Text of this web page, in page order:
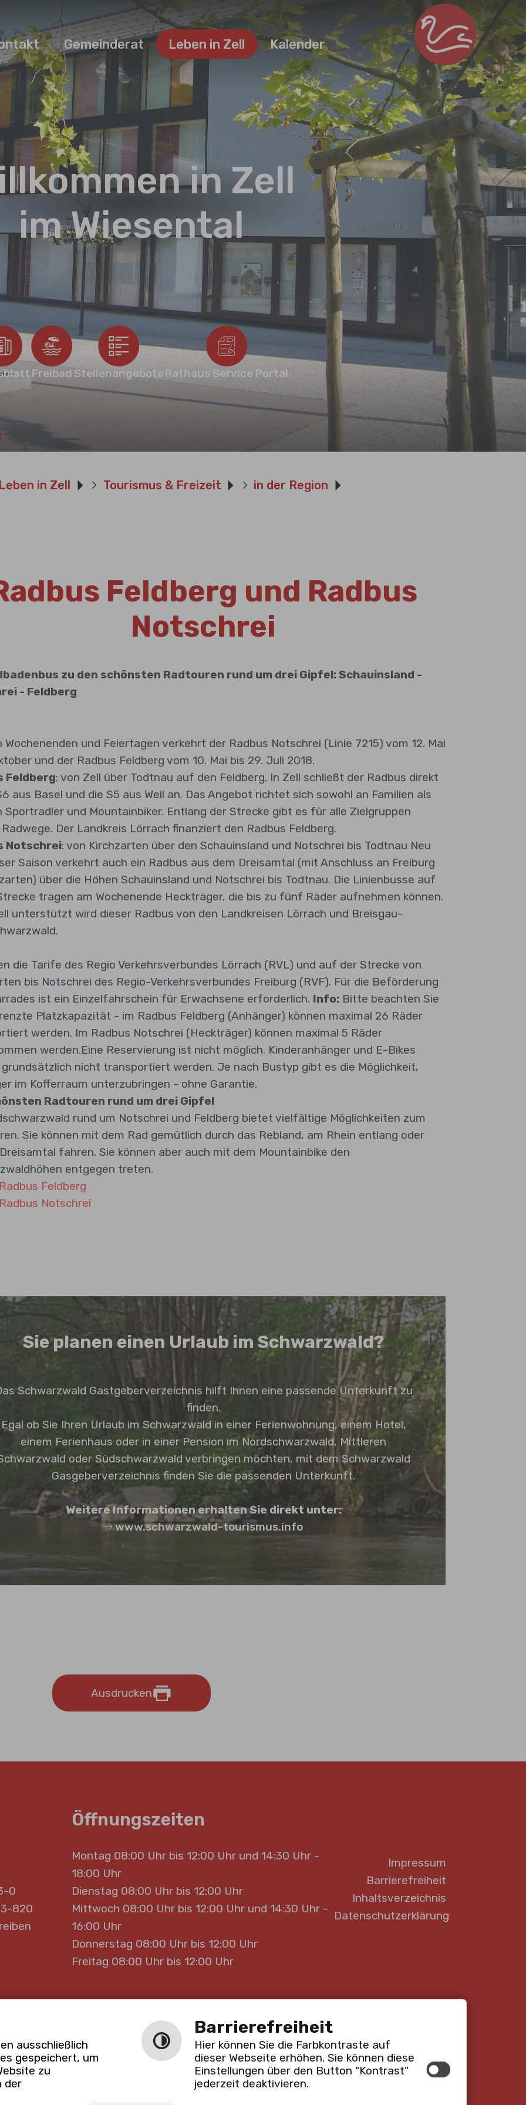
Gemeinderat Leben in Zell Kalender
Weiter
in Zell
im Wiesental
Freibad StellenangeboteRathaus Service Portal
in Zell Tourismus & Freizeit in der Region
Feldberg und Radbus
Notschrei
zu den schönsten Radtouren rund um drei Gipfel: Schauinsland -
- Feldberg
Wochenenden und Feiertagen verkehrt der Radbus Notschrei (Linie 7215) vom 12. Mai
und der Radbus Feldberg vom 10. Mai bis 29. Juli 2018.
Feldberg: von Zell über Todtnau auf den Feldberg. In Zell schließt der Radbus direkt
aus Basel und die S5 aus Weil an. Das Angebot richtet sich sowohl an Familien als
Sportradler und Mountainbiker. Entlang der Strecke gibt es für alle Zielgruppen
Der Landkreis Lörrach finanziert den Radbus Feldberg.
Notschrei: von Kirchzarten über den Schauinsland und Notschrei bis Todtnau Neu
Saison verkehrt auch ein Radbus aus dem Dreisamtal (mit Anschluss an Freiburg
über die Höhen Schauinsland und Notschrei bis Todtnau. Die Linienbusse auf
tragen am Wochenende Heckträger, die bis zu fünf Räder aufnehmen können.
unterstützt wird dieser Radbus von den Landkreisen Lörrach und Breisgau-
die Tarife des Regio Verkehrsverbundes Lörrach (RVL) und auf der Strecke von
bis Notschrei des Regio-Verkehrsverbundes Freiburg (RVF). Für die Beförderung
ist ein Einzelfahrschein für Erwachsene erforderlich. Info:Bitte beachten Sie
Platzkapazität - im Radbus Feldberg (Anhänger) können maximal 26 Räder
werden. Im Radbus Notschrei (Heckträger) können maximal 5 Räder
werden.Eine Reservierung ist nicht möglich. Kinderanhänger und E-Bikes
nicht transportiert werden. Je nach Bustyp gibt es die Möglichkeit,
im Kofferraum unterzubringen - ohne Garantie.
Radtouren rund um drei Gipfel
rund um Notschrei und Feldberg bietet vielfältige Möglichkeiten zum
Sie können mit dem Rad gemütlich durch das Rebland, am Rhein entlang oder
fahren. Sie können aber auch mit dem Mountainbike den
entgegen treten.
Feldberg
Notschrei
Sie planen einen Urlaub im Schwarzwald?
Schwarzwald Gastgeberverzeichnis hilft Ihnen eine passende Unterkunft zu
finden.
Egal ob Sie Ihren Urlaub im Schwarzwald in einer Ferienwohnung, einem Hotel,
einem Ferienhaus oder in einer Pension im Nordschwarzwald, Mittleren
oder Südschwarzwald verbringen möchten, mit dem Schwarzwald
Gasgeberverzeichnis finden Sie die passenden Unterkunft.
Weitere Informationen erhalten Sie direkt unter:
www.schwarzwald-tourismus.info
Ausdrucken
0
820
Öffnungszeiten
Montag 08:00 Uhr bis 12:00 Uhr und 14:30 Uhr -
18:00 Uhr
Dienstag 08:00 Uhr bis 12:00 Uhr
Mittwoch 08:00 Uhr bis 12:00 Uhr und 14:30 Uhr -
16:00 Uhr
Donnerstag 08:00 Uhr bis 12:00 Uhr
Freitag 08:00 Uhr bis 12:00 Uhr
Impressum
Barrierefreiheit
Inhaltsverzeichnis
Datenschutzerklärung
Barrierefreie Ansicht
ausschließlich
gespeichert, um
zu
der
Barrierefreiheit
Hier können Sie die Farbkontraste auf
dieser Webseite erhöhen. Sie können diese
Einstellungen über den Button "Kontrast"
jederzeit deaktivieren.